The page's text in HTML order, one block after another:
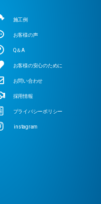
施工例
お客様の声
Q＆A
お客様の安心のために
お問い合わせ
採用情報
プライバシーポリシー
instagram